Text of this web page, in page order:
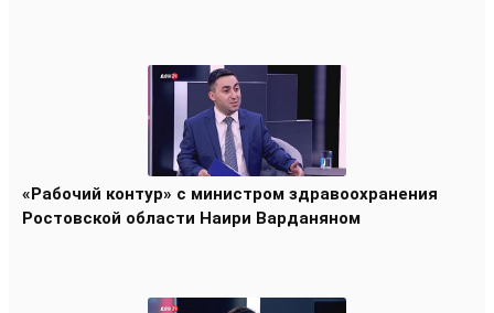
«Рабочий контур» с министром здравоохранения
Ростовской области Наири Варданяном